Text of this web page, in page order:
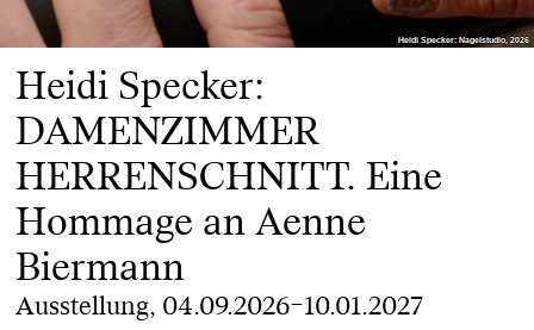
Heidi Specker: Nagelstudio, 2026
Heidi Specker: Nagelstudio, 2026
Heidi Specker:
DAMENZIMMER
HERRENSCHNITT. Eine
Hommage an Aenne
Biermann
Ausstellung, 04.09.2026–10.01.2027